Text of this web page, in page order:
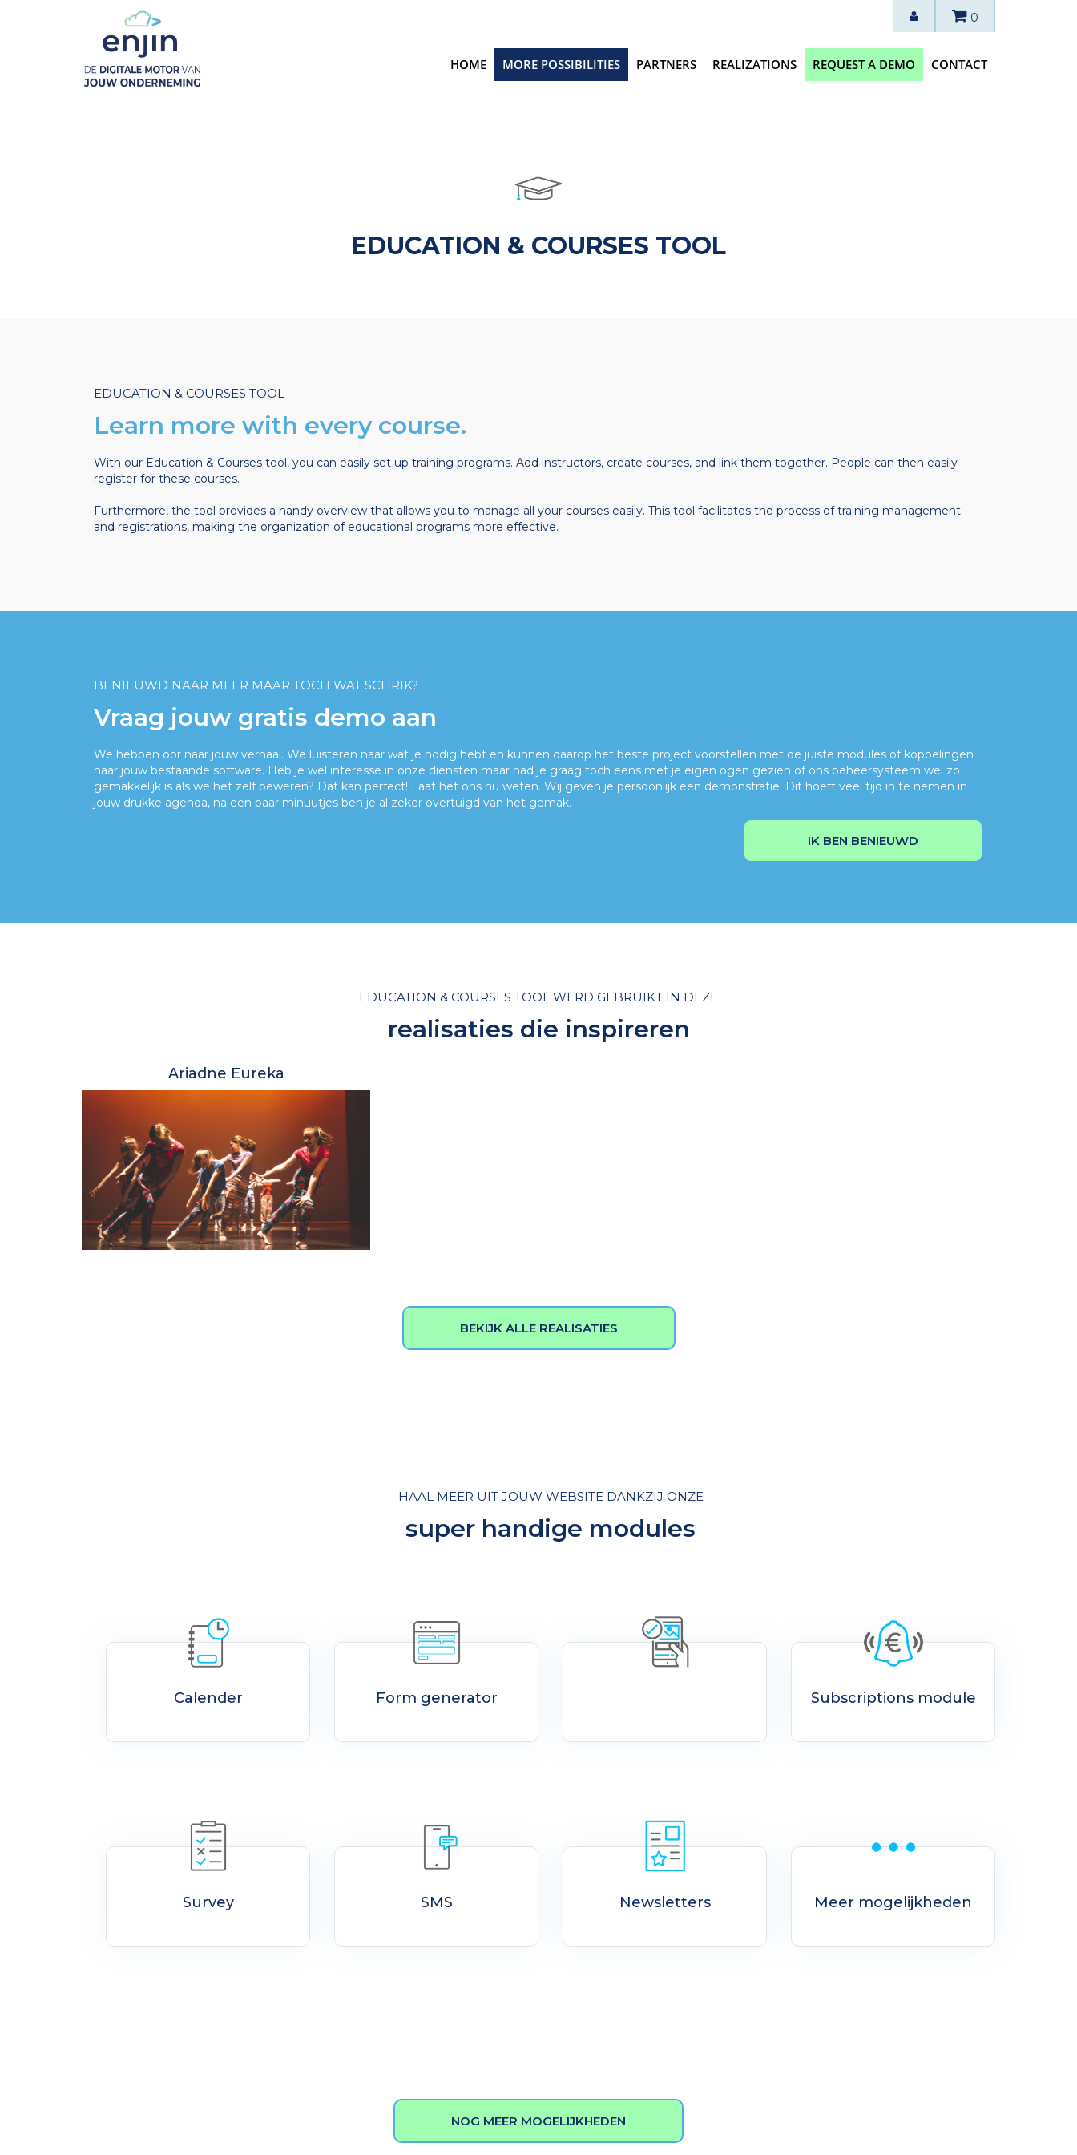
0
HOME MORE POSSIBILITIES PARTNERS REALIZATIONS REQUEST A DEMO CONTACT
EDUCATION & COURSES TOOL
EDUCATION & COURSES TOOL
Learn more with every course.
With our Education & Courses tool, you can easily set up training programs. Add instructors, create courses, and link them together. People can then easily
register for these courses.
Furthermore, the tool provides a handy overview that allows you to manage all your courses easily. This tool facilitates the process of training management
and registrations, making the organization of educational programs more effective.
BENIEUWD NAAR MEER MAAR TOCH WAT SCHRIK?
Vraag jouw gratis demo aan
We hebben oor naar jouw verhaal. We luisteren naar wat je nodig hebt en kunnen daarop het beste project voorstellen met de juiste modules of koppelingen
naar jouw bestaande software. Heb je wel interesse in onze diensten maar had je graag toch eens met je eigen ogen gezien of ons beheersysteem wel zo
gemakkelijk is als we het zelf beweren? Dat kan perfect! Laat het ons nu weten. Wij geven je persoonlijk een demonstratie. Dit hoeft veel tijd in te nemen in
jouw drukke agenda, na een paar minuutjes ben je al zeker overtuigd van het gemak.
IK BEN BENIEUWD
EDUCATION & COURSES TOOL WERD GEBRUIKT IN DEZE
realisaties die inspireren
Ariadne Eureka
BEKIJK ALLE REALISATIES
HAAL MEER UIT JOUW WEBSITE DANKZIJ ONZE
super handige modules
Calender Form generator Subscriptions module
Survey SMS Newsletters Meer mogelijkheden
NOG MEER MOGELIJKHEDEN